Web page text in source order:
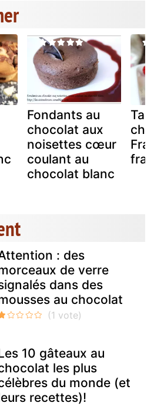
Fondants au
chocolat aux
noisettes cœur
coulant au
chocolat blanc
: des
de verre
dans des
au chocolat
10 gâteaux au
les plus
du monde (et
recettes)!